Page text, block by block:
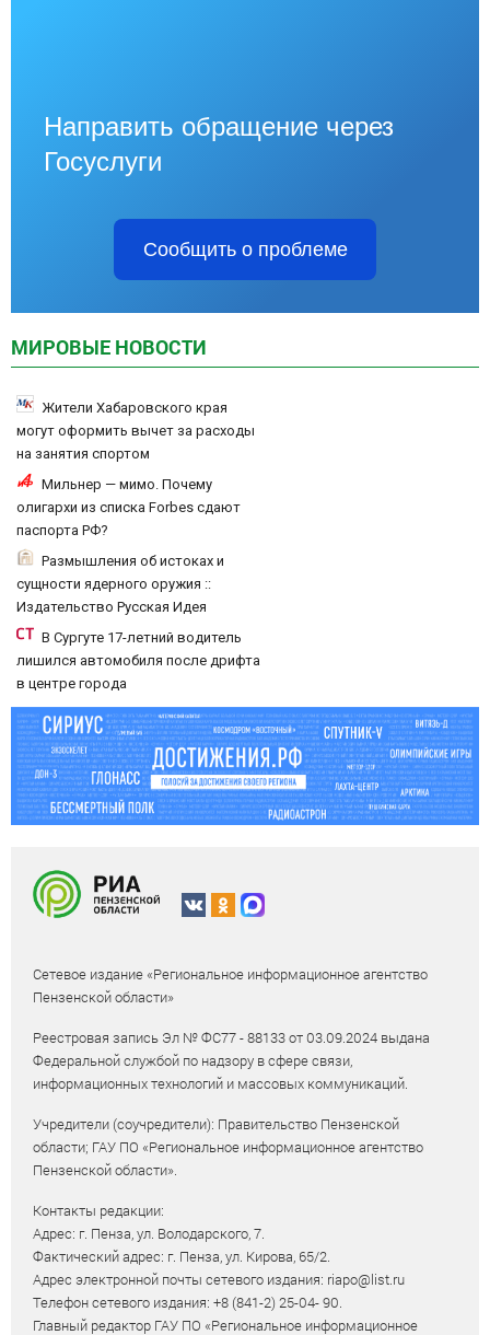
Направить обращение через
Госуслуги
Сообщить о проблеме
МИРОВЫЕ НОВОСТИ
Жители Хабаровского края
могут оформить вычет за расходы
на занятия спортом
Мильнер — мимо. Почему
олигархи из списка Forbes сдают
паспорта РФ?
Размышления об истоках и
сущности ядерного оружия ::
Издательство Русская Идея
В Сургуте 17-летний водитель
лишился автомобиля после дрифта
в центре города
Сетевое издание «Региональное информационное агентство
Пензенской области»
Реестровая запись Эл № ФС77 - 88133 от 03.09.2024 выдана
Федеральной службой по надзору в сфере связи,
информационных технологий и массовых коммуникаций.
Учредители (соучредители): Правительство Пензенской
области; ГАУ ПО «Региональное информационное агентство
Пензенской области».
Контакты редакции:
Адрес: г. Пенза, ул. Володарского, 7.
Фактический адрес: г. Пенза, ул. Кирова, 65/2.
Адрес электронной почты сетевого издания: riapo@list.ru
Телефон сетевого издания: +8 (841-2) 25-04- 90.
Главный редактор ГАУ ПО «Региональное информационное